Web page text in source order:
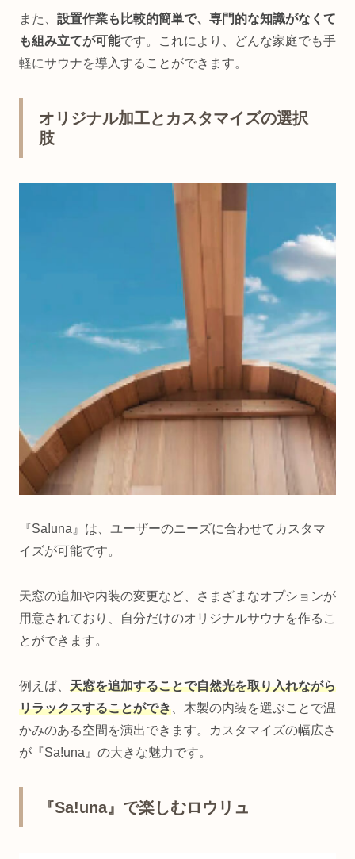
また、 設置作業も比較的簡単で、専門的な知識がなくて
も組み立てが可能です。これにより、どんな家庭でも手
軽にサウナを導入することができます。
オリジナル加工とカスタマイズの選択
肢
『Sa!una』は、ユーザーのニーズに合わせてカスタマ
イズが可能です。
天窓の追加や内装の変更など、さまざまなオプションが
用意されており、自分だけのオリジナルサウナを作るこ
とができます。
例えば、 天窓を追加することで自然光を取り入れながら
リラックスすることができ 、木製の内装を選ぶことで温
かみのある空間を演出できます。カスタマイズの幅広さ
が『Sa!una』の大きな魅力です。
『Sa!una』で楽しむロウリュ